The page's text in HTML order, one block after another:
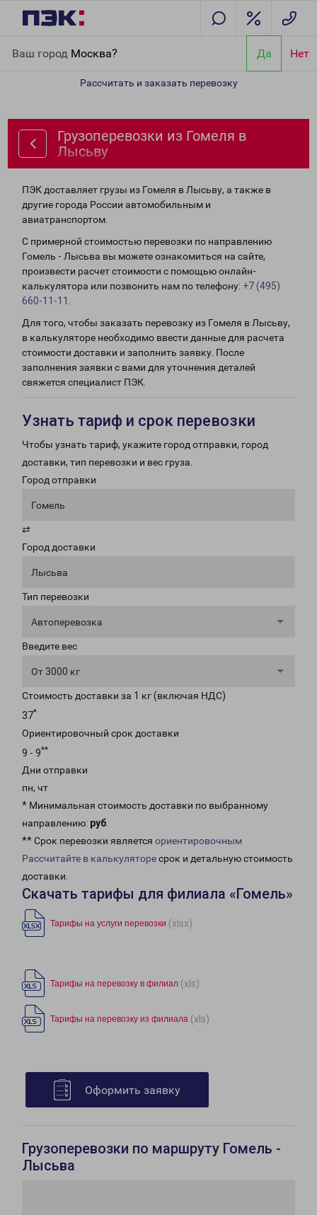
Ваш город Москва? Да Нет
Рассчитать и заказать перевозку
Грузоперевозки из Гомеля в
Лысьву
ПЭК доставляет грузы из Гомеля в Лысьву, а также в
другие города России автомобильным и
авиатранспортом.
С примерной стоимостью перевозки по направлению
Гомель - Лысьва вы можете ознакомиться на сайте,
произвести расчет стоимости с помощью онлайн-
калькулятора или позвонить нам по телефону: +7 (495)
660-11-11
Для того, чтобы заказать перевозку из Гомеля в Лысьву,
в калькуляторе необходимо ввести данные для расчета
стоимости доставки и заполнить заявку. После
заполнения заявки с вами для уточнения деталей
свяжется специалист ПЭК.
Узнать тариф и срок перевозки
Чтобы узнать тариф, укажите город отправки, город
доставки, тип перевозки и вес груза.
Город отправки
Гомель
⇄
Город доставки
Лысьва
Тип перевозки
Автоперевозка
Введите вес
От 3000 кг
Стоимость доставки за 1 кг (включая НДС)
37*
Ориентировочный срок доставки
9 - 9**
Дни отправки
пн, чт
* Минимальная стоимость доставки по выбранному
направлению: руб.
** Срок перевозки является ориентировочным
Рассчитайте в калькуляторесрок и детальную стоимость
доставки.
Скачать тарифы для филиала «Гомель»
Тарифы на услуги перевозки (xlsx)
Тарифы на перевозку в филиал (xls)
Тарифы на перевозку из филиала (xls)
Оформить заявку
Грузоперевозки по маршруту Гомель -
Лысьва